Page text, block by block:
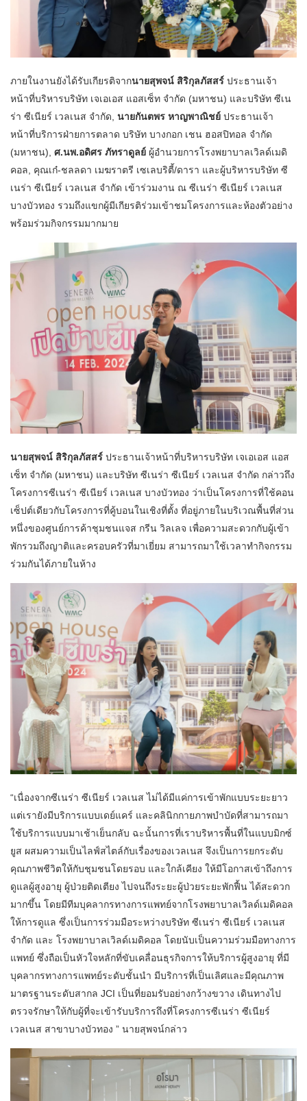
ภายในงานยังได้รับเกียรติจากนายสุพจน์ สิริกุลภัสสร์ ประธานเจ้า
หน้าที่บริหารบริษัท เจเอเอส แอสเซ็ท จำกัด (มหาชน) และบริษัท ซีเน
ร่า ซีเนียร์ เวลเนส จำกัด, นายกันตพร หาญพาณิชย์ ประธานเจ้า
หน้าที่บริการฝ่ายการตลาด บริษัท บางกอก เชน ฮอสปิทอล จำกัด
(มหาชน), ศ.นพ.อดิศร ภัทราดูลย์ ผู้อำนวยการโรงพยาบาลเวิลด์เมดิ
คอล, คุณเก๋-ชลลดา เมฆราตรี เซเลบริตี้/ดารา และผู้บริหารบริษัท ซี
เนร่า ซีเนียร์ เวลเนส จำกัด เข้าร่วมงาน ณ ซีเนร่า ซีเนียร์ เวลเนส
บางบัวทอง รวมถึงแขกผู้มีเกียรติร่วมเข้าชมโครงการและห้องตัวอย่าง
พร้อมร่วมกิจกรรมมากมาย
นายสุพจน์ สิริกุลภัสสร์ ประธานเจ้าหน้าที่บริหารบริษัท เจเอเอส แอส
เซ็ท จำกัด (มหาชน) และบริษัท ซีเนร่า ซีเนียร์ เวลเนส จำกัด กล่าวถึง
โครงการซีเนร่า ซีเนียร์ เวลเนส บางบัวทอง ว่าเป็นโครงการที่ใช้คอน
เซ็ปต์เดียวกับโครงการที่คู้บอนในเชิงที่ตั้ง ที่อยู่ภายในบริเวณพื้นที่ส่วน
หนึ่งของศูนย์การค้าชุมชนแจส กรีน วิลเลจ เพื่อความสะดวกกับผู้เข้า
พักรวมถึงญาติและครอบครัวที่มาเยี่ยม สามารถมาใช้เวลาทำกิจกรรม
ร่วมกันได้ภายในห้าง
“เนื่องจากซีเนร่า ซีเนียร์ เวลเนส ไม่ได้มีแค่การเข้าพักแบบระยะยาว
แต่เรายังมีบริการแบบเดย์แคร์ และคลินิกกายภาพบำบัดที่สามารถมา
ใช้บริการแบบมาเช้าเย็นกลับ ฉะนั้นการที่เราบริหารพื้นที่ในแบบมิกซ์
ยูส ผสมความเป็นไลฟ์สไตล์กับเรื่องของเวลเนส จึงเป็นการยกระดับ
คุณภาพชีวิตให้กับชุมชนโดยรอบ และใกล้เคียง ให้มีโอกาสเข้าถึงการ
ดูแลผู้สูงอายุ ผู้ป่วยติดเตียง ไปจนถึงระยะผู้ป่วยระยะพักฟื้น ได้สะดวก
มากขึ้น โดยมีทีมบุคลากรทางการแพทย์จากโรงพยาบาลเวิลด์เมดิคอล
ให้การดูแล ซึ่งเป็นการร่วมมือระหว่างบริษัท ซีเนร่า ซีเนียร์ เวลเนส
จำกัด และ โรงพยาบาลเวิลด์เมดิคอล โดยนับเป็นความร่วมมือทางการ
แพทย์ ซึ่งถือเป็นหัวใจหลักที่ขับเคลื่อนธุรกิจการให้บริการผู้สูงอายุ ที่มี
บุคลากรทางการแพทย์ระดับชั้นนำ มีบริการที่เป็นเลิศและมีคุณภาพ
มาตรฐานระดับสากล JCI เป็นที่ยอมรับอย่างกว้างขวาง เดินทางไป
ตรวจรักษาให้กับผู้ที่จะเข้ารับบริการถึงที่โครงการซีเนร่า ซีเนียร์
เวลเนส สาขาบางบัวทอง ” นายสุพจน์กล่าว